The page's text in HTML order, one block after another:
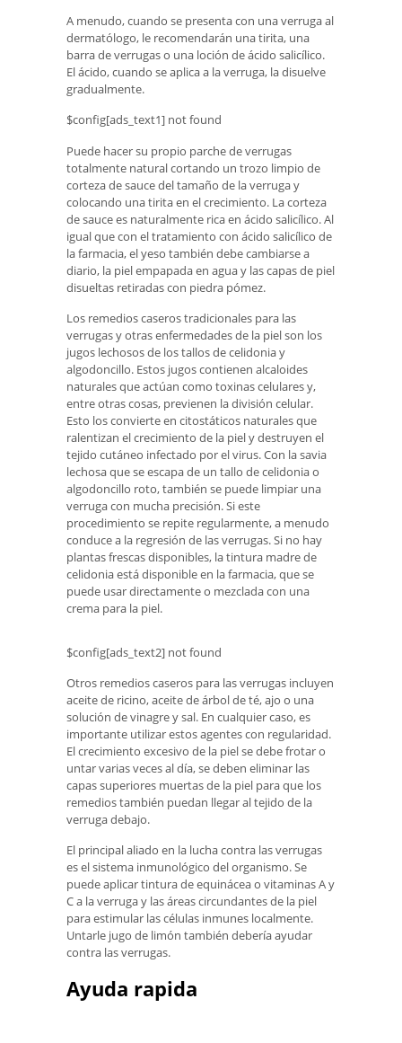
A menudo, cuando se presenta con una verruga al
dermatólogo, le recomendarán una tirita, una
barra de verrugas o una loción de ácido salicílico.
El ácido, cuando se aplica a la verruga, la disuelve
gradualmente.
$config[ads_text1] not found
Puede hacer su propio parche de verrugas
totalmente natural cortando un trozo limpio de
corteza de sauce del tamaño de la verruga y
colocando una tirita en el crecimiento. La corteza
de sauce es naturalmente rica en ácido salicílico. Al
igual que con el tratamiento con ácido salicílico de
la farmacia, el yeso también debe cambiarse a
diario, la piel empapada en agua y las capas de piel
disueltas retiradas con piedra pómez.
Los remedios caseros tradicionales para las
verrugas y otras enfermedades de la piel son los
jugos lechosos de los tallos de celidonia y
algodoncillo. Estos jugos contienen alcaloides
naturales que actúan como toxinas celulares y,
entre otras cosas, previenen la división celular.
Esto los convierte en citostáticos naturales que
ralentizan el crecimiento de la piel y destruyen el
tejido cutáneo infectado por el virus. Con la savia
lechosa que se escapa de un tallo de celidonia o
algodoncillo roto, también se puede limpiar una
verruga con mucha precisión. Si este
procedimiento se repite regularmente, a menudo
conduce a la regresión de las verrugas. Si no hay
plantas frescas disponibles, la tintura madre de
celidonia está disponible en la farmacia, que se
puede usar directamente o mezclada con una
crema para la piel.
$config[ads_text2] not found
Otros remedios caseros para las verrugas incluyen
aceite de ricino, aceite de árbol de té, ajo o una
solución de vinagre y sal. En cualquier caso, es
importante utilizar estos agentes con regularidad.
El crecimiento excesivo de la piel se debe frotar o
untar varias veces al día, se deben eliminar las
capas superiores muertas de la piel para que los
remedios también puedan llegar al tejido de la
verruga debajo.
El principal aliado en la lucha contra las verrugas
es el sistema inmunológico del organismo. Se
puede aplicar tintura de equinácea o vitaminas A y
C a la verruga y las áreas circundantes de la piel
para estimular las células inmunes localmente.
Untarle jugo de limón también debería ayudar
contra las verrugas.
Ayuda rapida